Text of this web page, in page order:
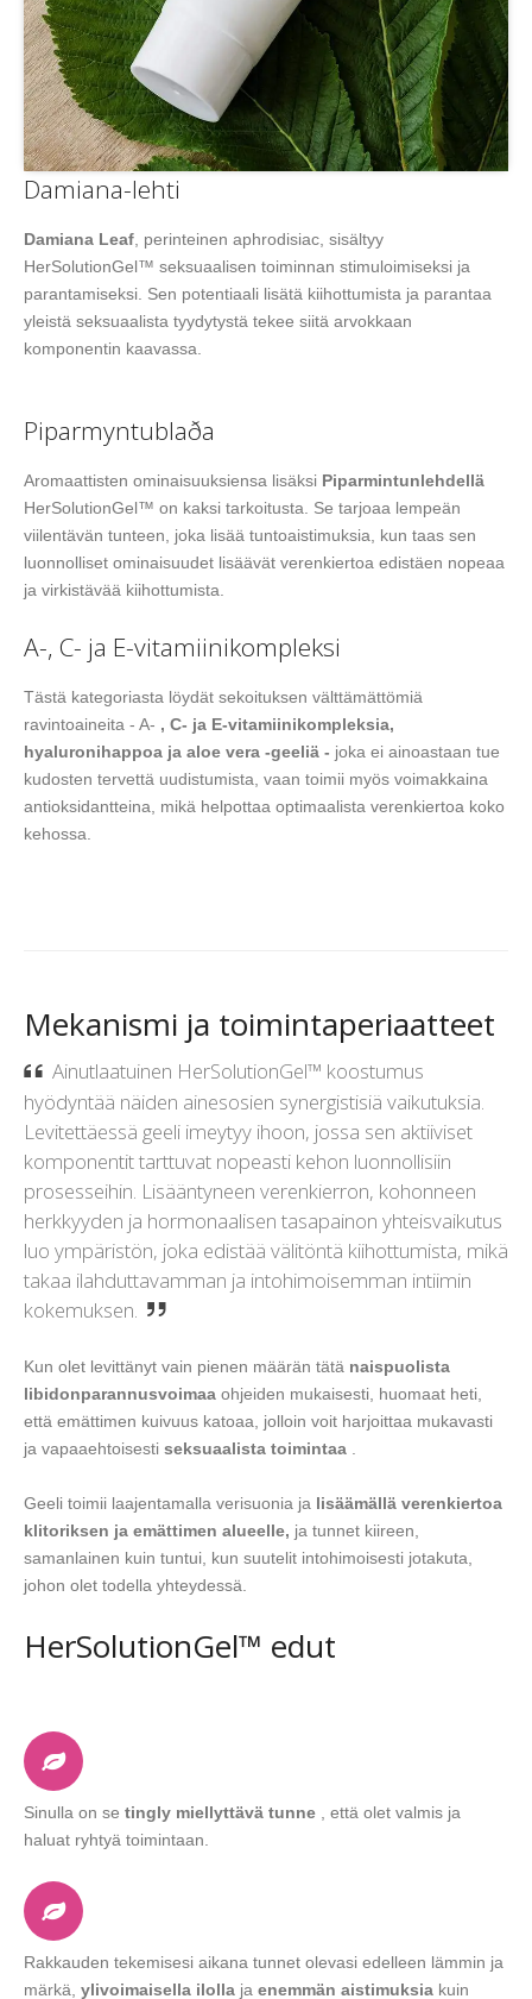
Damiana-lehti
Damiana Leaf , perinteinen aphrodisiac, sisältyy
HerSolutionGel™ seksuaalisen toiminnan stimuloimiseksi ja
parantamiseksi. Sen potentiaali lisätä kiihottumista ja parantaa
yleistä seksuaalista tyydytystä tekee siitä arvokkaan
komponentin kaavassa.
Piparmyntublaða
Aromaattisten ominaisuuksiensa lisäksi Piparmintunlehdellä
HerSolutionGel™ on kaksi tarkoitusta. Se tarjoaa lempeän
viilentävän tunteen, joka lisää tuntoaistimuksia, kun taas sen
luonnolliset ominaisuudet lisäävät verenkiertoa edistäen nopeaa
ja virkistävää kiihottumista.
A-, C- ja E-vitamiinikompleksi
Tästä kategoriasta löydät sekoituksen välttämättömiä
ravintoaineita - A- , C- ja E-vitamiinikompleksia,
hyaluronihappoa ja aloe vera -geeliä - joka ei ainoastaan tue
kudosten tervettä uudistumista, vaan toimii myös voimakkaina
antioksidantteina, mikä helpottaa optimaalista verenkiertoa koko
kehossa.
Mekanismi ja toimintaperiaatteet
Ainutlaatuinen HerSolutionGel™ koostumus
hyödyntää näiden ainesosien synergistisiä vaikutuksia.
Levitettäessä geeli imeytyy ihoon, jossa sen aktiiviset
komponentit tarttuvat nopeasti kehon luonnollisiin
prosesseihin. Lisääntyneen verenkierron, kohonneen
herkkyyden ja hormonaalisen tasapainon yhteisvaikutus
luo ympäristön, joka edistää välitöntä kiihottumista, mikä
takaa ilahduttavamman ja intohimoisemman intiimin
kokemuksen.
Kun olet levittänyt vain pienen määrän tätä naispuolista
libidonparannusvoimaa ohjeiden mukaisesti, huomaat heti,
että emättimen kuivuus katoaa, jolloin voit harjoittaa mukavasti
ja vapaaehtoisesti seksuaalista toimintaa
Geeli toimii laajentamalla verisuonia ja lisäämällä verenkiertoa
klitoriksen ja emättimen alueelle, ja tunnet kiireen,
samanlainen kuin tuntui, kun suutelit intohimoisesti jotakuta,
johon olet todella yhteydessä.
HerSolutionGel™ edut
Sinulla on se tingly miellyttävä tunne , että olet valmis ja
haluat ryhtyä toimintaan.
Rakkauden tekemisesi aikana tunnet olevasi edelleen lämmin ja
märkä, ylivoimaisella ilolla ja enemmän aistimuksia kuin